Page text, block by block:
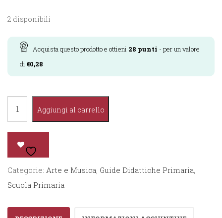
2 disponibili
Acquista questo prodotto e ottieni 28 punti - per un valore
di €0,28
e
Musica
Aggiungi al carrello
Categorie: Arte e Musica Guide Didattiche Primaria
Scuola Primaria